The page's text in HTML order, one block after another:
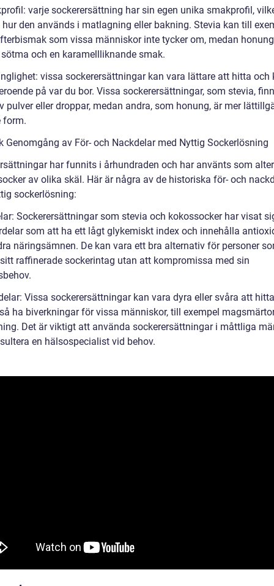
varje sockerersättning har sin egen unika smakprofil,
hur den används i matlagning eller bakning. Stevia kan till
som vissa människor inte tycker om, medan
och en karamellliknande smak.
vissa sockerersättningar kan vara lättare att hitta och
på var du bor. Vissa sockerersättningar, som stevia,
pulver eller droppar, medan andra, som honung, är mer
form.
Genomgång av För- och Nackdelar med Nyttig Sockerlösning
har funnits i århundraden och har använts som
av olika skäl. Här är några av de historiska för- och
sockerlösning:
Sockerersättningar som stevia och kokossocker har visat
som att ha ett lågt glykemiskt index och innehålla
näringsämnen. De kan vara ett bra alternativ för personer
raffinerade sockerintag utan att kompromissa med sin
Vissa sockerersättningar kan vara dyra eller svåra att
ha biverkningar för vissa människor, till exempel
Det är viktigt att använda sockerersättningar i måttliga
en hälsospecialist vid behov.